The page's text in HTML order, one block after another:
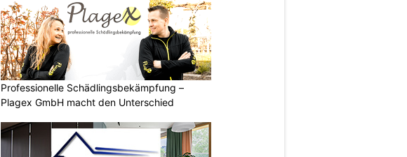
Professionelle Schädlingsbekämpfung –
Plagex GmbH macht den Unterschied